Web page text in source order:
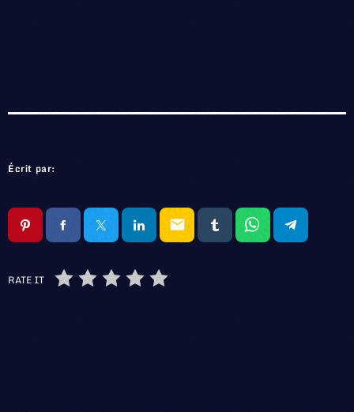
Écrit par:
email
RATE IT